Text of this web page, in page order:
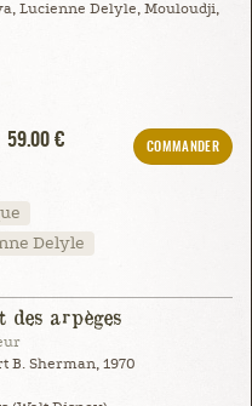
Lucienne Delyle, Mouloudji,
59.00 €
COMMANDER
Delyle
des arpèges
B. Sherman, 1970